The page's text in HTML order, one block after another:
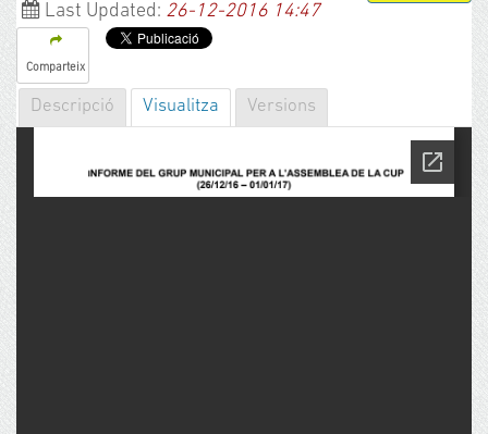
Last Updated: 26-12-2016 14:47
Comparteix
Descripció Visualitza Versions